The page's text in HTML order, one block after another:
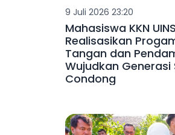
Mahasiswa KKN
Realisasikan
Tangan dan
Wujudkan Generasi
Condong